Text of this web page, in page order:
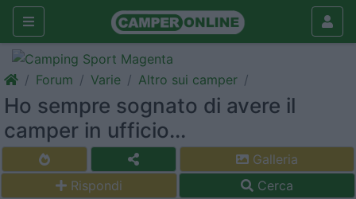
Forum Varie Altro sui camper
Ho sempre sognato di avere il
camper in ufficio...
Galleria
Rispondi
Cerca